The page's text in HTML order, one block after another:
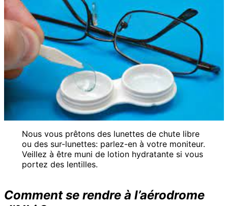
Nous vous prêtons des lunettes de chute libre
ou des sur-lunettes: parlez-en à votre moniteur.
Veillez à être muni de lotion hydratante si vous
portez des lentilles.
Comment se rendre à l’aérodrome